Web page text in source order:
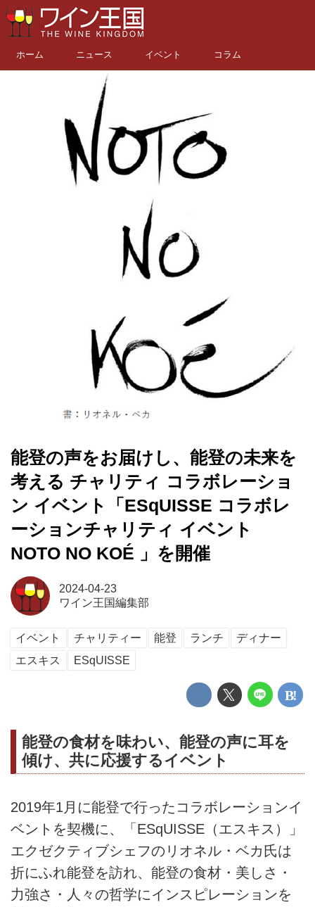
ホーム ニュース イベント コラム
能登の声をお届けし、能登の未来を
考える チャリティ コラボレーショ
ン イベント「ESqUISSE コラボレ
ーションチャリティ イベント
NOTO NO KOÉ 」を開催
2024-04-23
ワイン王国編集部
イベント チャリティー 能登 ランチ
ディナー
エスキス
ESqUISSE
能登の食材を味わい、能登の声に耳を
傾け、共に応援するイベント
2019年1月に能登で行ったコラボレーションイ
ベントを契機に、「ESqUISSE（エスキス）」
エクゼクティブシェフのリオネル・ベカ氏は
折にふれ能登を訪れ、能登の食材・美しさ・
力強さ・人々の哲学にインスピレーションを